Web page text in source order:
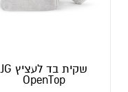
שקית בד לעציץ JG
OpenTop